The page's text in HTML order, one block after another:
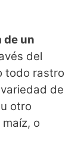
de un
del
todo rastro
de
otro
o